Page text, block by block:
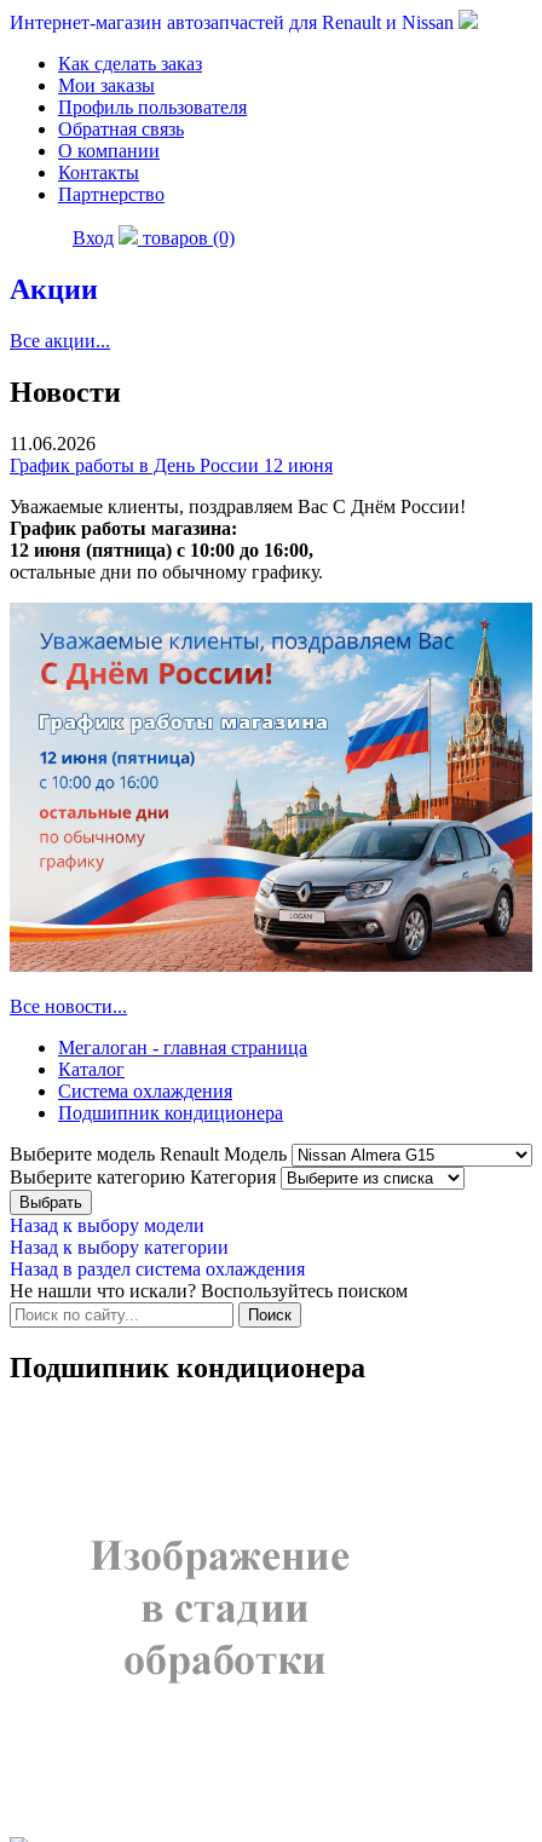
Интернет-магазин автозапчастей для Renault и Nissan
Как сделать заказ
Мои заказы
Профиль пользователя
Обратная связь
О компании
Контакты
Партнерство
Вход товаров (0)
Акции
Все акции...
Новости
11.06.2026
График работы в День России 12 июня
Уважаемые клиенты, поздравляем Вас С Днём России!
График работы магазина:
12 июня (пятница) с 10:00 до 16:00,
остальные дни по обычному графику.
Все новости...
Мегалоган - главная страница
Каталог
Система охлаждения
Подшипник кондиционера
Выберите модель Renault Модель
Выберите категорию Категория
Назад к выбору модели
Назад к выбору категории
Назад в раздел система охлаждения
Не нашли что искали? Воспользуйтесь поиском
Подшипник кондиционера